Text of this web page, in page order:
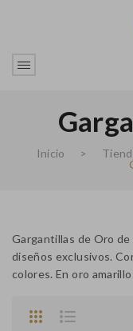
Inicio >
Gargantillas de Oro de
diseños exclusivos.
colores. En oro